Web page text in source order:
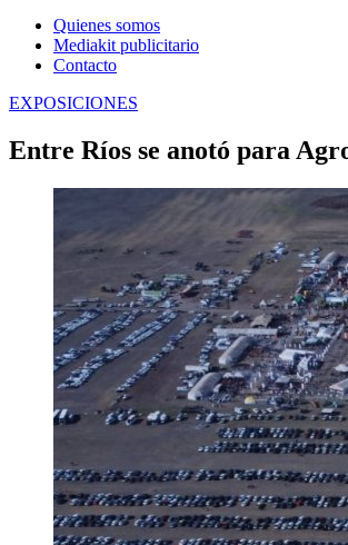
Quienes somos
Mediakit publicitario
Contacto
EXPOSICIONES
Entre Ríos se anotó para